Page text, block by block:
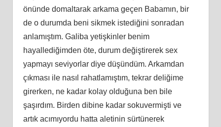
önünde domaltarak arkama geçen Babamın, bir
de o durumda beni sikmek istediğini sonradan
anlamıştım. Galiba yetişkinler benim
hayallediğimden öte, durum değiştirerek sex
yapmayı seviyorlar diye düşündüm. Arkamdan
çıkması ile nasıl rahatlamıştım, tekrar deliğime
girerken, ne kadar kolay olduğuna ben bile
şaşırdım. Birden dibine kadar sokuvermişti ve
artık acımıyordu hatta aletinin sürtünerek